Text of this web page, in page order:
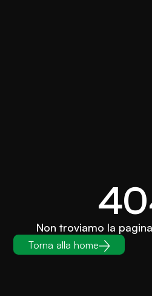
Non troviamo la
Torna alla home